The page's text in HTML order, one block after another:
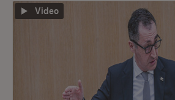
Video